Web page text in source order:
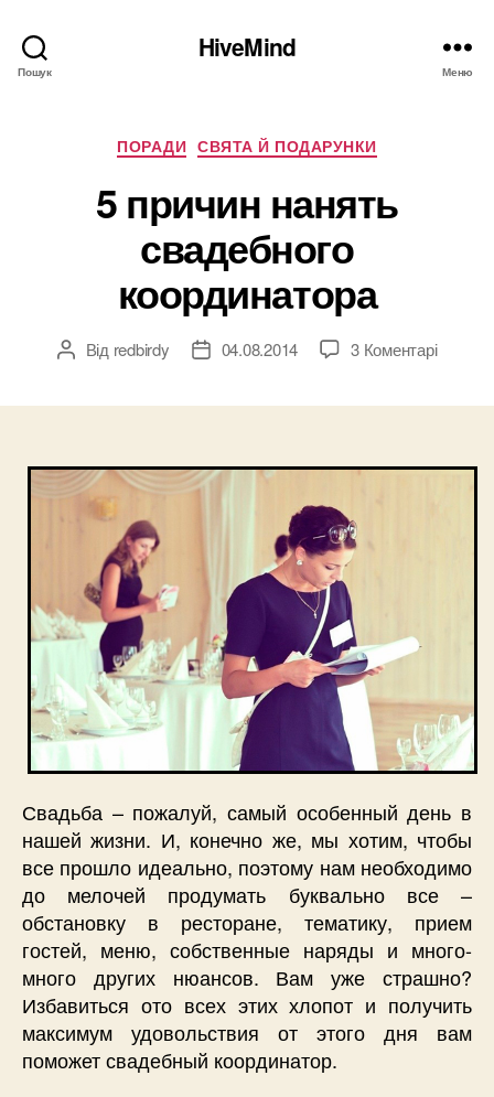
Пошук
HiveMind
Меню
Категорії
ПОРАДИ СВЯТА Й ПОДАРУНКИ
5 причин нанять
свадебного
координатора
Автор
Від redbirdy
Дата04.08.2014 3 Коментарідо
Свадьба – пожалуй, самый особенный день в
нашей жизни. И, конечно же, мы хотим, чтобы
все прошло идеально, поэтому нам необходимо
до мелочей продумать буквально все –
обстановку в ресторане, тематику, прием
гостей, меню, собственные наряды и много-
много других нюансов. Вам уже страшно?
Избавиться ото всех этих хлопот и получить
максимум удовольствия от этого дня вам
поможет свадебный координатор.